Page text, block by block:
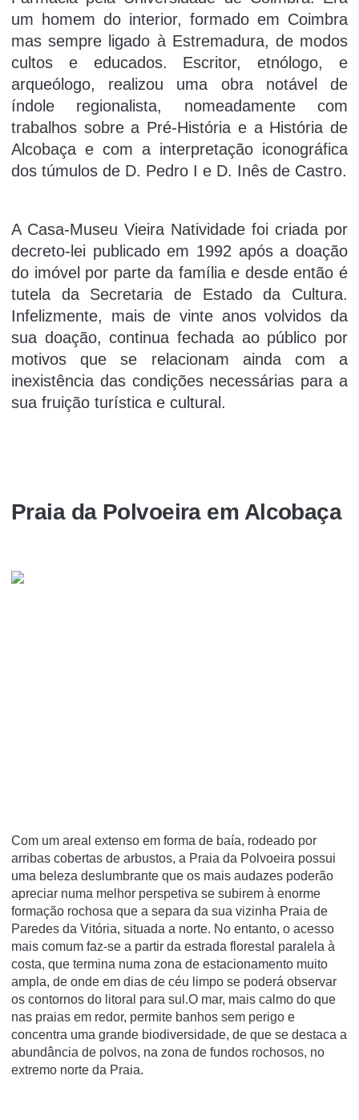
um homem do interior, formado em Coimbra
mas sempre ligado à Estremadura, de modos
cultos e educados. Escritor, etnólogo, e
arqueólogo, realizou uma obra notável de
índole regionalista, nomeadamente com
trabalhos sobre a Pré-História e a História de
Alcobaça e com a interpretação iconográfica
dos túmulos de D. Pedro I e D. Inês de Castro.
A Casa-Museu Vieira Natividade foi criada por
decreto-lei publicado em 1992 após a doação
do imóvel por parte da família e desde então é
tutela da Secretaria de Estado da Cultura.
Infelizmente, mais de vinte anos volvidos da
sua doação, continua fechada ao público por
motivos que se relacionam ainda com a
inexistência das condições necessárias para a
sua fruição turística e cultural.
Praia da Polvoeira em Alcobaça
Com um areal extenso em forma de baía, rodeado por
arribas cobertas de arbustos, a Praia da Polvoeira possui
uma beleza deslumbrante que os mais audazes poderão
apreciar numa melhor perspetiva se subirem à enorme
formação rochosa que a separa da sua vizinha Praia de
Paredes da Vitória, situada a norte. No entanto, o acesso
mais comum faz-se a partir da estrada florestal paralela à
costa, que termina numa zona de estacionamento muito
ampla, de onde em dias de céu limpo se poderá observar
os contornos do litoral para sul.O mar, mais calmo do que
nas praias em redor, permite banhos sem perigo e
concentra uma grande biodiversidade, de que se destaca a
abundância de polvos, na zona de fundos rochosos, no
extremo norte da Praia.